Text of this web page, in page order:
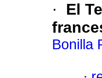
· El
Bonilla